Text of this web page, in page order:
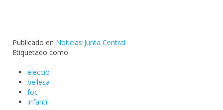
Publicado en Noticias Junta Central
Etiquetado como
eleccio
bellesa
foc
infantil